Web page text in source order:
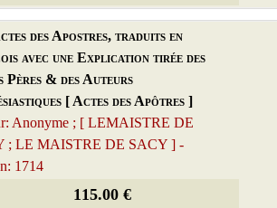
des Apostres, traduits en
avec une Explication tirée des
Pères & des Auteurs
[ Actes des Apôtres ]
Anonyme ; [ LEMAISTRE DE
; LE MAISTRE DE SACY ] -
1714
115.00 €